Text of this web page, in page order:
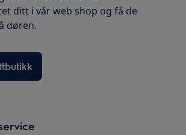
ditt i vår web shop og få de
døren.